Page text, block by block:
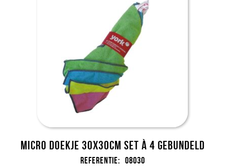
Micro doekje 30x30cm set à 4 gebundeld
Referentie: 08030